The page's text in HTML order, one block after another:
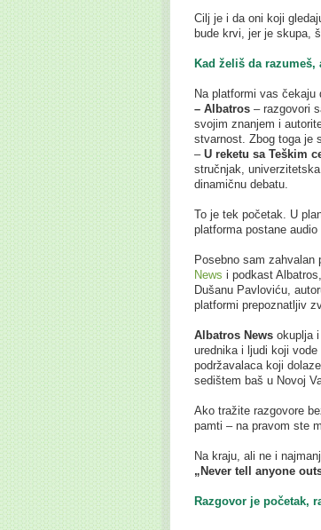
Cilj je i da oni koji
bude krvi, jer je skupa,
Kad želiš da razumeš,
Na platformi vas čekaju
– Albatros – razgovori
svojim znanjem i
stvarnost. Zbog toga je
– U reketu sa Teškim
stručnjak,
dinamičnu debatu.
To je tek početak. U
platforma postane
Posebno sam zahvalan
News i podkast
Dušanu Pavloviću,
platformi prepoznatljiv
Albatros News okuplja
urednika i ljudi koji
podržavalaca koji
sedištem baš u Novoj
Ako tražite razgovore
pamti – na pravom ste
Na kraju, ali ne i
„Never tell anyone
Razgovor je početak,